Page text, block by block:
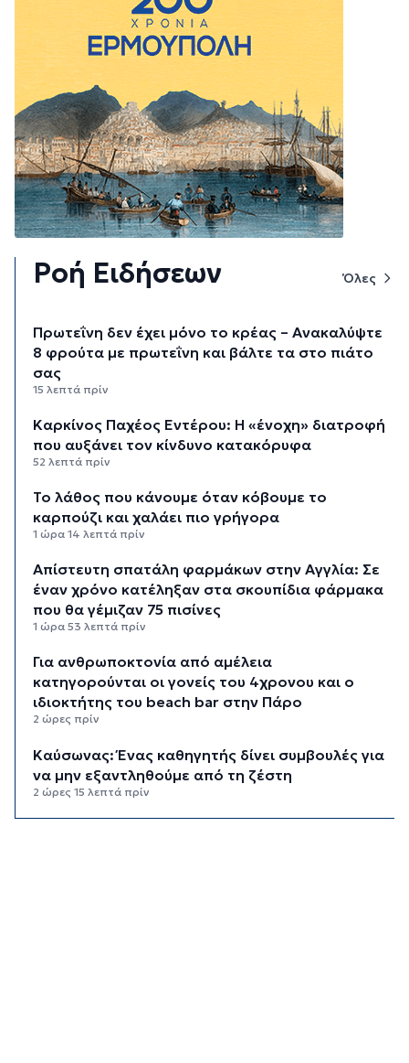
Ροή Ειδήσεων Όλες
Πρωτεΐνη δεν έχει μόνο το κρέας – Ανακαλύψτε
8 φρούτα με πρωτεΐνη και βάλτε τα στο πιάτο
σας
15 λεπτά πρίν
Καρκίνος Παχέος Εντέρου: Η «ένοχη» διατροφή
που αυξάνει τον κίνδυνο κατακόρυφα
52 λεπτά πρίν
Το λάθος που κάνουμε όταν κόβουμε το
καρπούζι και χαλάει πιο γρήγορα
1 ώρα 14 λεπτά πρίν
Απίστευτη σπατάλη φαρμάκων στην Αγγλία: Σε
έναν χρόνο κατέληξαν στα σκουπίδια φάρμακα
που θα γέμιζαν 75 πισίνες
1 ώρα 53 λεπτά πρίν
Για ανθρωποκτονία από αμέλεια
κατηγορούνται οι γονείς του 4χρονου και ο
ιδιοκτήτης του beach bar στην Πάρο
2 ώρες πρίν
Kαύσωνας: Ένας καθηγητής δίνει συμβουλές για
να μην εξαντληθούμε από τη ζέστη
2 ώρες 15 λεπτά πρίν